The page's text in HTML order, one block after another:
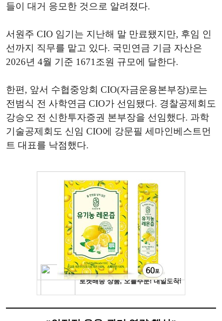
들이 대거 응모한 것으로 알려졌다.
서원주 CIO 임기는 지난해 말 만료됐지만, 후임 인
선까지 직무를 맡고 있다. 국민연금 기금 자산은
2026년 4월 기준 1671조원 규모에 달한다.
한편, 앞서 수협중앙회 CIO(자금운용본부장)로는
전범식 전 사학연금 CIO가 선임됐다. 경찰공제회도
강승오 전 신한투자증권 본부장을 선임했다. 과학
기술공제회도 신임 CIO에 강문필 세마인베스트먼
트 대표를 낙점했다.